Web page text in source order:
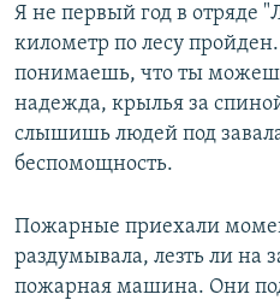
Я не первый год в отряде
километр по лесу
понимаешь, что ты
надежда, крылья за
слышишь людей под
беспомощность.
Пожарные приехали
раздумывала, лезть ли на
пожарная машина. Они